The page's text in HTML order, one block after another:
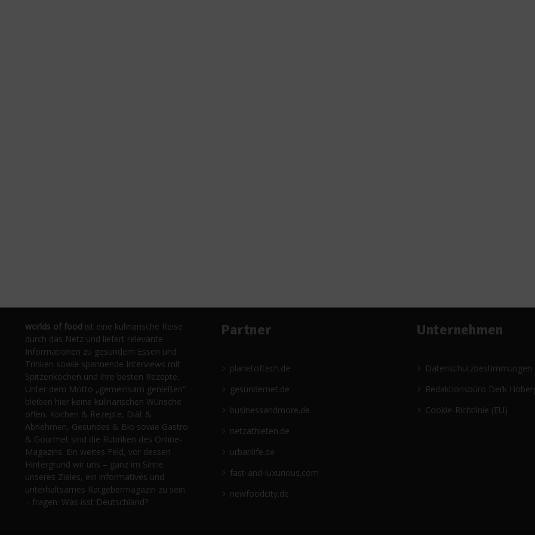
worlds of food ist eine kulinarische Reise
durch das Netz und liefert relevante
Informationen zu gesundem Essen und
Trinken sowie spannende Interviews mit
Spitzenköchen und ihre besten Rezepte.
Unter dem Motto „gemeinsam genießen“
bleiben hier keine kulinarischen Wünsche
offen. Kochen & Rezepte, Diät &
Abnehmen, Gesundes & Bio sowie Gastro
& Gourmet sind die Rubriken des Online-
Magazins. Ein weites Feld, vor dessen
Hintergrund wir uns – ganz im Sinne
unseres Zieles, ein informatives und
unterhaltsames Ratgebermagazin zu sein
– fragen: Was isst Deutschland?
Partner
planetoftech.de
gesündernet.de
businessandmore.de
netzathleten.de
urbanlife.de
fast-and-luxurious.com
newfoodcity.de
Unternehmen
Datenschutzbestimmungen
Redaktionsbüro Derk
Cookie-Richtlinie (EU)